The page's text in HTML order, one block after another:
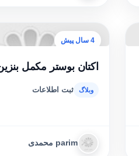
4 سال پیش
اکتان بوستر مکمل
ثبت اطلاعات
parim محمدی